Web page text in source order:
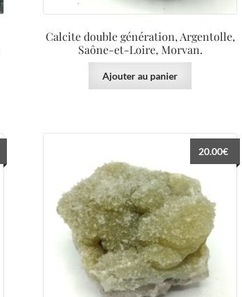
Calcite double génération, Argentolle,
Saône-et-Loire, Morvan.
Ajouter au panier
20.00€